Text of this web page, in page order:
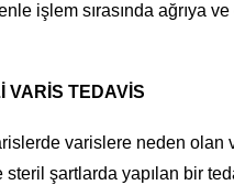
işlem sırasında ağrıya
VARİS TEDAVİS
varislere neden olan
şartlarda yapılan bir